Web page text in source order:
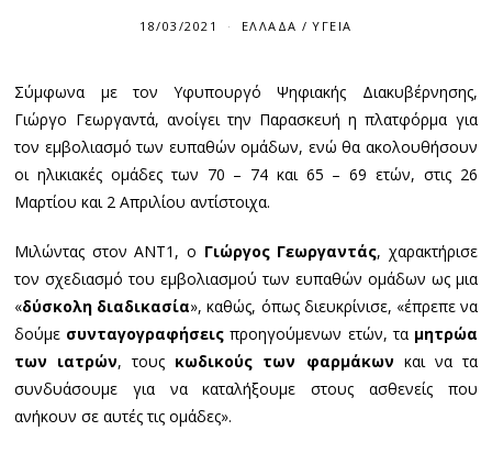
18/03/2021 ΕΛΛΆΔΑ / ΥΓΕΊΑ
Σύμφωνα με τον Υφυπουργό Ψηφιακής Διακυβέρνησης,
Γιώργο Γεωργαντά, ανοίγει την Παρασκευή η πλατφόρμα για
τον εμβολιασμό των ευπαθών ομάδων, ενώ θα ακολουθήσουν
οι ηλικιακές ομάδες των 70 – 74 και 65 – 69 ετών, στις 26
Μαρτίου και 2 Απριλίου αντίστοιχα.
Μιλώντας στον ΑΝΤ1, ο Γιώργος Γεωργαντάς, χαρακτήρισε
τον σχεδιασμό του εμβολιασμού των ευπαθών ομάδων ως μια
«δύσκολη διαδικασία», καθώς, όπως διευκρίνισε, «έπρεπε να
δούμε συνταγογραφήσεις προηγούμενων ετών, τα μητρώα
των ιατρών, τους κωδικούς των φαρμάκωνκαι να τα
συνδυάσουμε για να καταλήξουμε στους ασθενείς που
ανήκουν σε αυτές τις ομάδες».